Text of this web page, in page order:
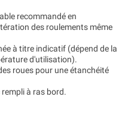
recommandé en
des roulements même
à titre indicatif (dépend de la
d'utilisation).
roues pour une étanchéité
à ras bord.